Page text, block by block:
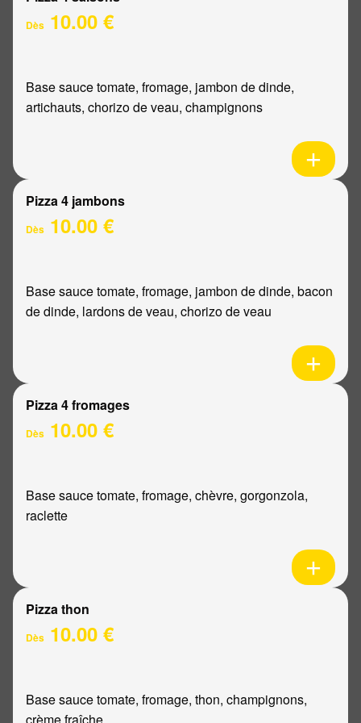
Dès 10.00 €
Base sauce tomate, fromage, jambon de dinde,
artichauts, chorizo de veau, champignons
Pizza 4 jambons
Dès 10.00 €
Base sauce tomate, fromage, jambon de dinde, bacon
de dinde, lardons de veau, chorizo de veau
Pizza 4 fromages
Dès 10.00 €
Base sauce tomate, fromage, chèvre, gorgonzola,
raclette
Pizza thon
Dès 10.00 €
Base sauce tomate, fromage, thon, champignons,
crème fraîche